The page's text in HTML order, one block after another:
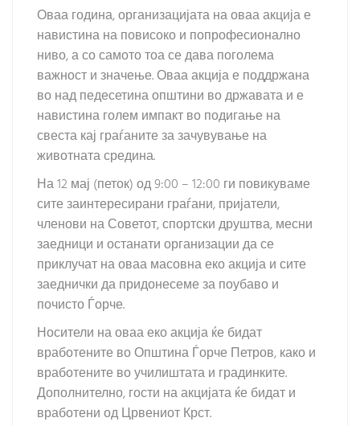
Оваа година, организацијата на оваа акција е
навистина на повисоко и попрофесионално
ниво, а со самото тоа се дава поголема
важност и значење. Оваа акција е поддржана
во над педесетина општини во државата и е
навистина голем импакт во подигање на
свеста кај граѓаните за зачувување на
животната средина.
На 12 мај (петок) од 9:00 – 12:00 ги повикуваме
сите заинтересирани граѓани, пријатели,
членови на Советот, спортски друштва, месни
заедници и останати организации да се
приклучат на оваа масовна еко акција и сите
заеднички да придонесеме за поубаво и
почисто Ѓорче.
Носители на оваа еко акција ќе бидат
вработените во Општина Ѓорче Петров, како и
вработените во училиштата и градинките.
Дополнително, гости на акцијата ќе бидат и
вработени од Црвениот Крст.